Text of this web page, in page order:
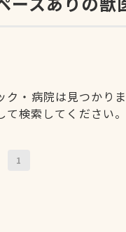
・病院は見つかりま
検索してください。
1